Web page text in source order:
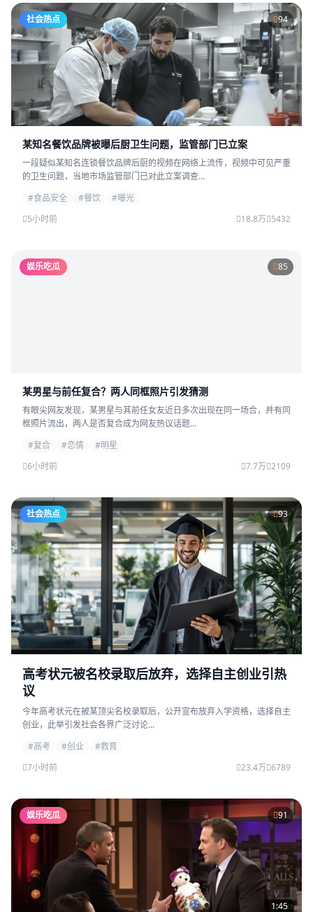
社会热点 94
某知名餐饮品牌被曝后厨卫生问题，监管部门已立案
一段疑似某知名连锁餐饮品牌后厨的视频在网络上流传，视频中可见严重
的卫生问题，当地市场监管部门已对此立案调查...
#食品安全
#餐饮
#曝光
5小时前
18.8万 5432
娱乐吃瓜 85
某男星与前任复合？两人同框照片引发猜测
有眼尖网友发现，某男星与其前任女友近日多次出现在同一场合，并有同
框照片流出，两人是否复合成为网友热议话题...
#复合
#恋情
#明星
6小时前
7.7万 2109
社会热点 93
高考状元被名校录取后放弃，选择自主创业引热
议
今年高考状元在被某顶尖名校录取后，公开宣布放弃入学资格，选择自主
创业，此举引发社会各界广泛讨论...
#高考
#创业
#教育
7小时前
23.4万 6789
娱乐吃瓜 91
1:45